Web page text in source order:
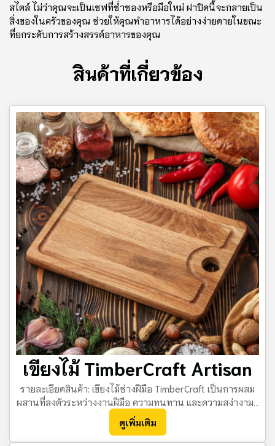
สไตล์ ไม่ว่าคุณจะเป็นเชฟที่ช่ําชองหรือมือใหม่ ฝาปิดนี้จะกลายเป็น
สิ่งของในครัวของคุณ ช่วยให้คุณทําอาหารได้อย่างง่ายดายในขณะ
ที่ยกระดับการสร้างสรรค์อาหารของคุณ
สินค้าที่เกี่ยวข้อง
เขียงไม้ TimberCraft Artisan
รายละเอียดสินค้า: เขียงไม้ช่างฝีมือ TimberCraft เป็นการผสม
ผสานที่ลงตัวระหว่างงานฝีมือ ความทนทาน และความสง่างาม...
ดูเพิ่มเติม